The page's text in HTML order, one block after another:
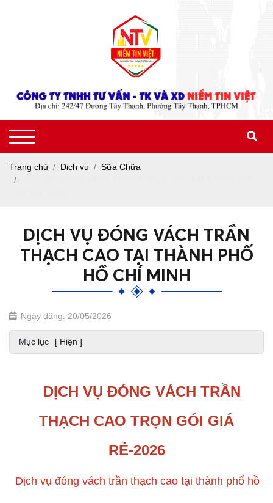
Trang chủ Dịch vụ
Sữa Chữa
DỊCH VỤ ĐÓNG VÁCH TRẦN
THẠCH CAO TẠI THÀNH PHỐ
HỒ CHÍ MINH
Ngày đăng: 20/05/2026
Mục lục [ Hiện ]
DỊCH VỤ ĐÓNG VÁCH TRẦN
THẠCH CAO TRỌN GÓI GIÁ
RẺ-2026
Dịch vụ đóng vách trần thạch cao tại thành phố hồ